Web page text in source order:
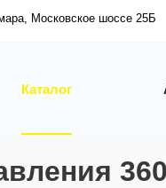
Московское шоссе 25Б
Каталог
360